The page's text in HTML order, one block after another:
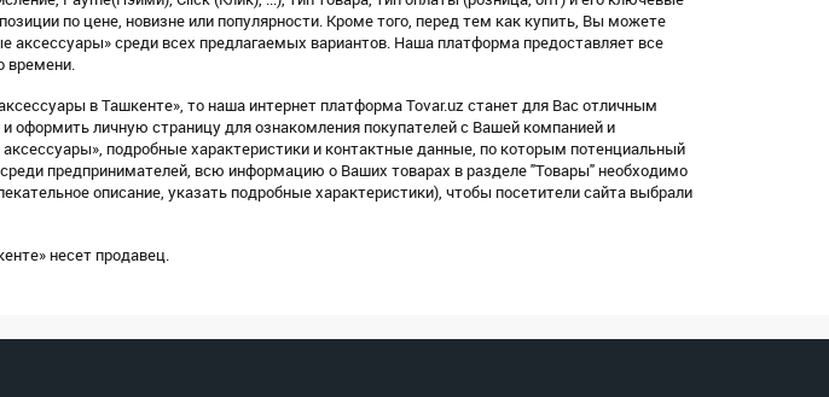
по цене, новизне или популярности. Кроме того, перед тем как купить, Вы можете
аксессуары» среди всех предлагаемых вариантов. Наша платформа предоставляет все
времени.
в Ташкенте», то наша интернет платформа Tovar.uz станет для Вас отличным
оформить личную страницу для ознакомления покупателей с Вашей компанией и
подробные характеристики и контактные данные, по которым потенциальный
предпринимателей, всю информацию о Ваших товарах в разделе "Товары" необходимо
описание, указать подробные характеристики), чтобы посетители сайта выбрали
несет продавец.